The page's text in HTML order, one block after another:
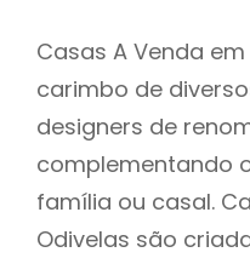
Casas A Venda
carimbo de
designers de
complementando
família ou casal.
Odivelas são